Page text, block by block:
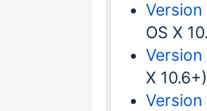
OS X
Version
X 10.6+)
Version